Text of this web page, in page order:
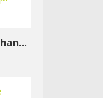
Halottak napi hangverseny...